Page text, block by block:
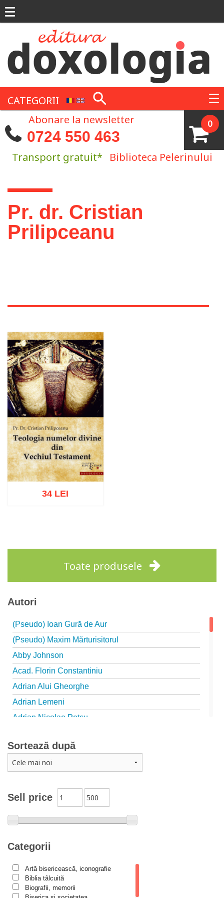
CATEGORII
0
Abonare la newsletter
0724 550 463
Transport gratuit* Biblioteca Pelerinului
Eşti aici
Pr. dr. Cristian
Prilipceanu
34 LEI
Toate produsele
Autori
(Pseudo) Ioan Gură de Aur
(Pseudo) Maxim Mărturisitorul
Abby Johnson
Acad. Florin Constantiniu
Adrian Alui Gheorghe
Adrian Lemeni
Adrian Nicolae Petcu
Adriana Petrescu
Alexandra Rotariu
Alexandru Creţu
Alexandru Huțanu
Alexandru Lascarov-Moldovanu
Alexandru Rădescu
Alexandru Tkacenko
Sell price
Categorii
Artă bisericească, iconografie
Biblia tâlcuită
Biografii, memorii
Sortează după